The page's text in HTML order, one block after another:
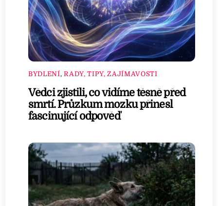
BYDLENÍ,RADY, TIPY, ZAJÍMAVOSTI
Vědci zjistili, co vidíme těsně před
smrtí. Průzkum mozku přinesl
fascinující odpověď